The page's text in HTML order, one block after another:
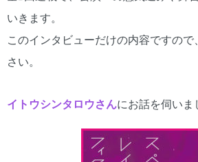
いきます。
このインタビューだけの内容ですの
さい。
イトウシンタロウさんにお話を伺いま